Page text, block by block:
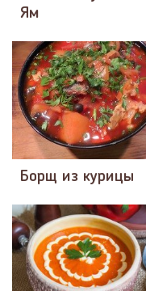
Ям
Борщ из курицы